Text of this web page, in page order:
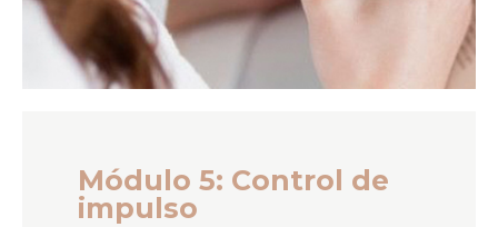
Módulo 5: Control de
impulso